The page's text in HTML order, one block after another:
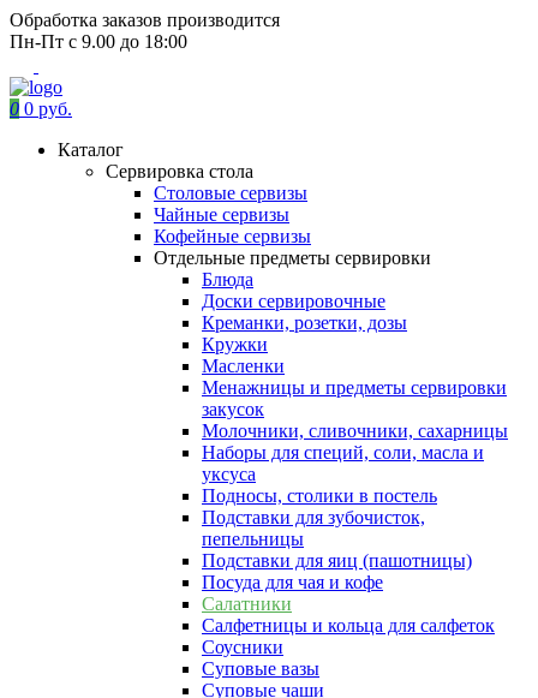
Обработка заказов производится
Пн-Пт с 9.00 до 18:00
0 0 руб.
Каталог
Сервировка стола
Столовые сервизы
Чайные сервизы
Кофейные сервизы
Отдельные предметы сервировки
Блюда
Доски сервировочные
Креманки, розетки, дозы
Кружки
Масленки
Менажницы и предметы сервировки
закусок
Молочники, сливочники, сахарницы
Наборы для специй, соли, масла и
уксуса
Подносы, столики в постель
Подставки для зубочисток,
пепельницы
Подставки для яиц (пашотницы)
Посуда для чая и кофе
Салатники
Салфетницы и кольца для салфеток
Соусники
Суповые вазы
Суповые чаши